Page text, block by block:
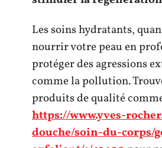
Les soins hydratants,
nourrir votre peau en
protéger des agressions
comme la pollution.
produits de qualité
https://www.yves-
douche/soin-du-corps/